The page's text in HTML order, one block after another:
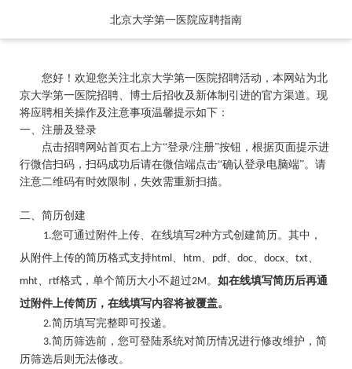
2026年招聘
博士后招收
北京大学第一医院应聘指南
您好！欢迎您关注北京大学第一医院招聘活动，本网站为北
京大学第一医院招聘、博士后招收及新体制引进的官方渠道。现
将应聘相关操作及注意事项温馨提示如下：
一、注册及登录
点击招聘网站首页右上方“登录/注册”按钮，根据页面提示进
行微信扫码，扫码成功后请在微信端点击“确认登录电脑端”。请
注意二维码有时效限制，失效需重新扫描。
二、简历创建
1.您可通过附件上传、在线填写2种方式创建简历。其中，
从附件上传的简历格式支持html htm pdf、doc 、docx 、txt
mht
rtf格式 ，单个简历大小不超过2M 。如在线填写简历后再通
过附件上传简历，在线填写内容将被覆盖。
2.简历填写完整即可投递。
3.简历筛选前，您可登陆系统对简历情况进行修改维护，简
历筛选后则无法修改。